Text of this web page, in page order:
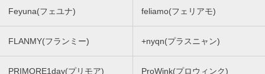
Feyuna(フェユナ) feliamo(フェリアモ)
FLANMY(フランミー) +nyqn(プラスニャン)
PRIMORE1day(プリモア) ProWink(プロウィンク)